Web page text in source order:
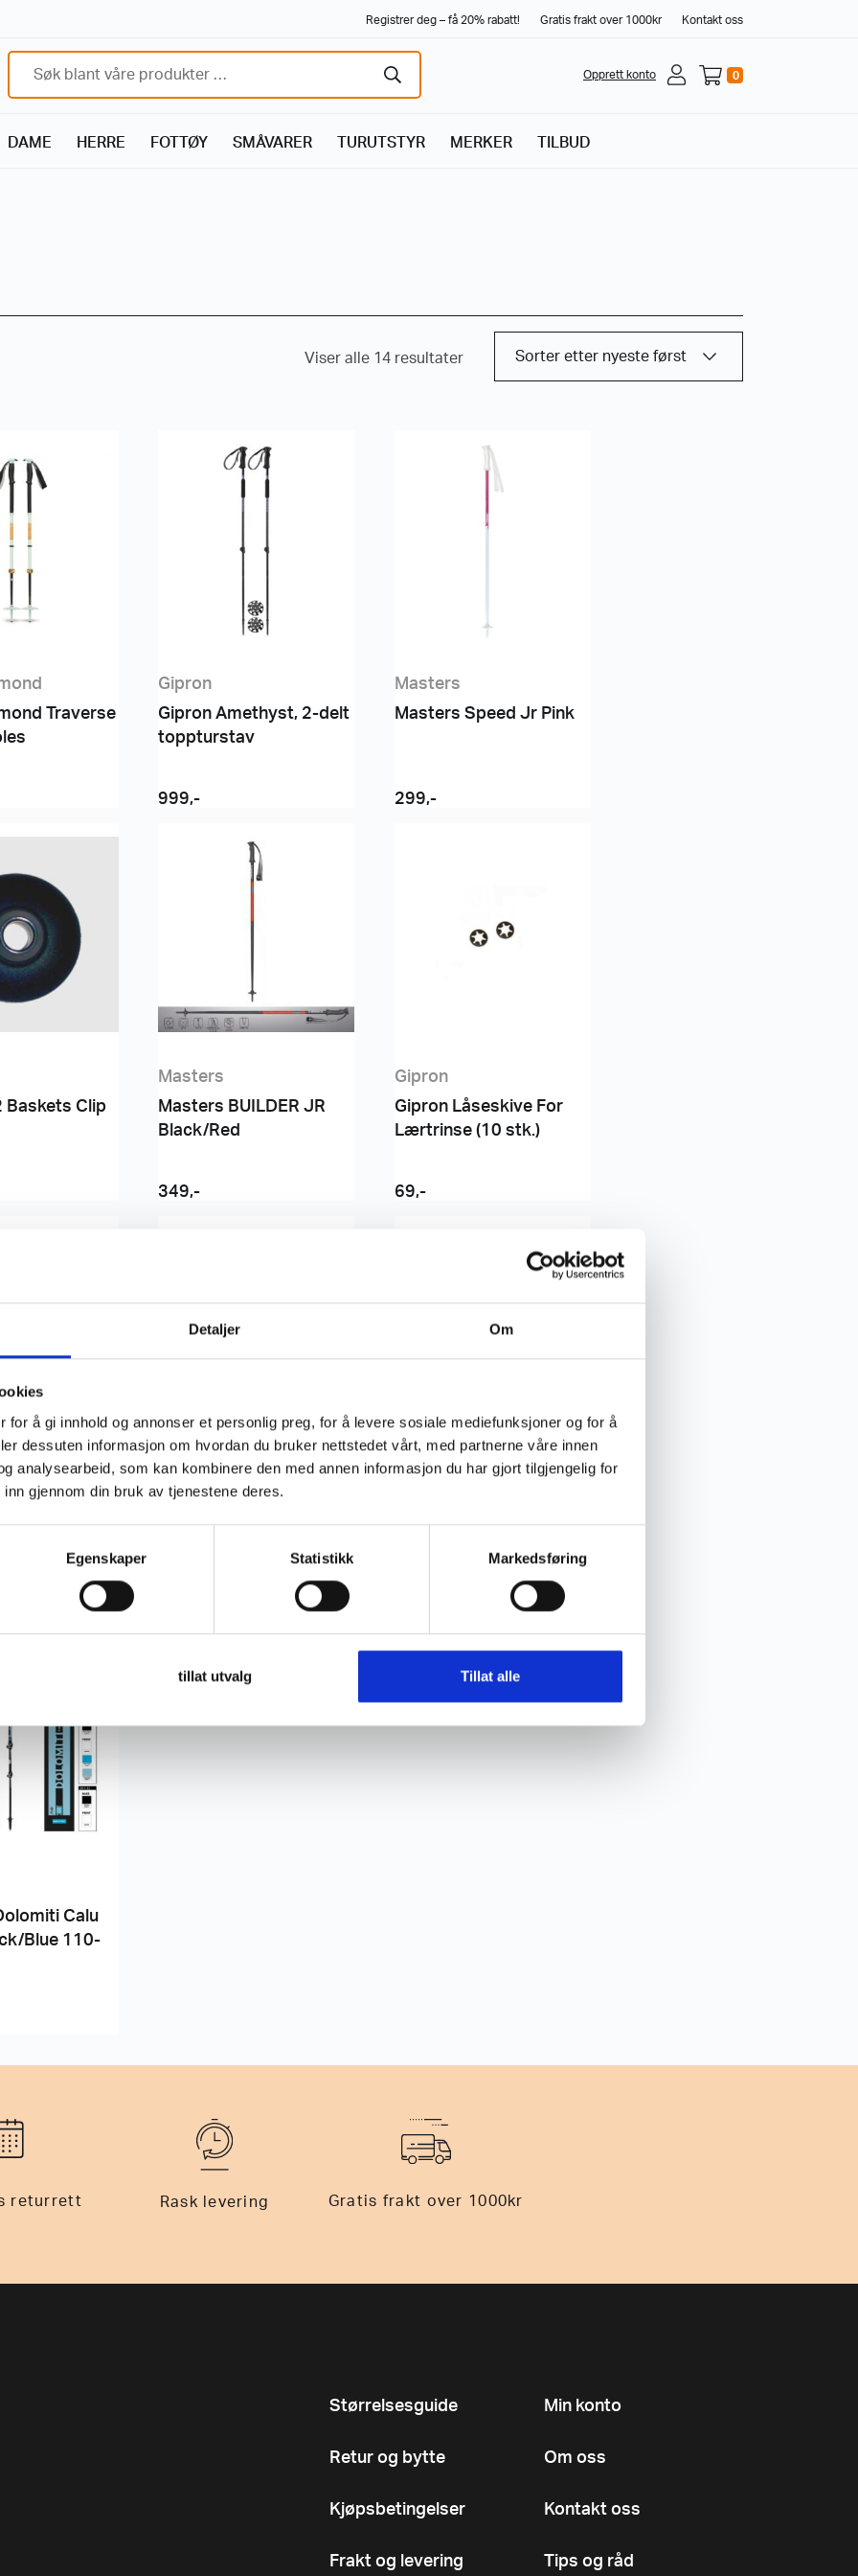
Detaljer Om
for å gi innhold og annonser et personlig preg, for å levere sosiale mediefunksjoner og for å
dessuten informasjon om hvordan du bruker nettstedet vårt, med partnerne våre innen
analysearbeid, som kan kombinere den med annen informasjon du har gjort tilgjengelig for
gjennom din bruk av tjenestene deres.
Egenskaper Statistikk Markedsføring
tillat utvalg Tillat alle
Registrer deg – få 20% rabatt! Gratis frakt over 1000kr Kontakt oss
Opprett konto 0
DAME HERRE FOTTØY SMÅVARER TURUTSTYR MERKER TILBUD
Viser alle 14 resultater
Traverse
Gipron
Gipron Amethyst, 2-delt
toppturstav
999,-
Masters
Masters Speed Jr Pink
299,-
Baskets Clip
Masters
Masters BUILDER JR
Black/Red
349,-
Gipron
Gipron Låseskive For
Lærtrinse (10 stk.)
69,-
Rondane II,
med
Åsnes
Åsnes Cecilie Bc Pole
Åsnes
Pole
Calu
Blue 110-
returrett Rask levering Gratis frakt over 1000kr
Størrelsesguide
Retur og bytte
Kjøpsbetingelser
Frakt og levering
Min konto
Om oss
Kontakt oss
Tips og råd